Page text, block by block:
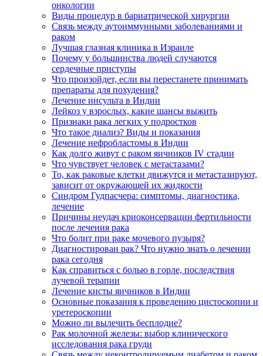
онкологии
Виды процедур в бариатрической хирургии
Связь между аутоиммунными заболеваниями и
раком
Лучшая глазная клиника в Израиле
Почему у большинства людей случаются
сердечные приступы
Что произойдет, если вы перестанете принимать
препараты для похудения?
Лечение инсульта в Индии
Лейкоз у взрослых, какие шансы выжить
Признаки рака легких у подростков
Что такое диализ? Виды и показания
Лечение нефробластомы в Индии
Как долго живут с раком яичников IV стадии
Что чувствует человек с метастазами?
То, как раковые клетки движутся и метастазируют,
зависит от окружающей их жидкости
Синдром Гудпасчера: симптомы, диагностика,
лечение
Причины неудач криоконсервации фертильности
после лечения рака
Что болит при раке мочевого пузыря?
Диагностирован рак? Что нужно знать о лечении
рака сегодня
Как справиться с болью в горле, последствия
лучевой терапии
Лечение кисты яичников в Индии
Основные показания к проведению цистоскопии и
уретероскопии
Можно ли вылечить бесплодие?
Рак молочной железы: выбор клинического
исследования рака груди